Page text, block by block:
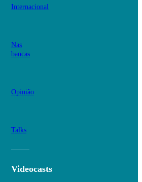
Internacional
Nas
bancas
Opinião
Talks
Videocasts